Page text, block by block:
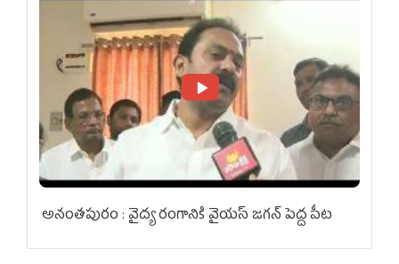
అనంతపురం : వైద్య రంగానికి వైయ‌స్ జ‌గ‌న్ పెద్ద పీట